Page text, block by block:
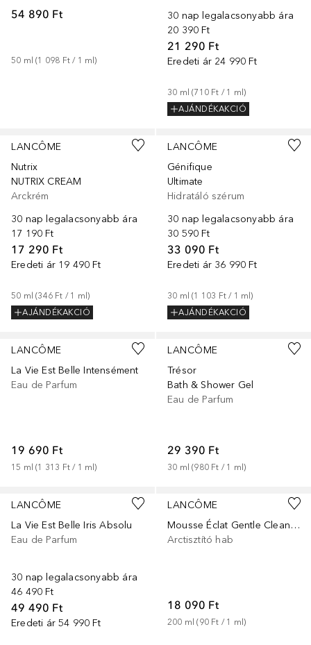
54 890 Ft
50 ml (1 098 Ft / 1 ml)
30 nap legalacsonyabb ára
20 390 Ft
21 290 Ft
Eredeti ár 24 990 Ft
30 ml (710 Ft / 1 ml)
AJÁNDÉKAKCIÓ
LANCÔME
Nutrix
NUTRIX CREAM
Arckrém
30 nap legalacsonyabb ára
17 190 Ft
17 290 Ft
Eredeti ár 19 490 Ft
50 ml (346 Ft / 1 ml)
AJÁNDÉKAKCIÓ
LANCÔME
Génifique
Ultimate
Hidratáló szérum
30 nap legalacsonyabb ára
30 590 Ft
33 090 Ft
Eredeti ár 36 990 Ft
30 ml (1 103 Ft / 1 ml)
AJÁNDÉKAKCIÓ
LANCÔME
La Vie Est Belle Intensément
Eau de Parfum
19 690 Ft
15 ml (1 313 Ft / 1 ml)
LANCÔME
Trésor
Bath & Shower Gel
Eau de Parfum
29 390 Ft
30 ml (980 Ft / 1 ml)
LANCÔME
La Vie Est Belle Iris Absolu
Eau de Parfum
30 nap legalacsonyabb ára
46 490 Ft
49 490 Ft
Eredeti ár 54 990 Ft
LANCÔME
Mousse Éclat Gentle Cleansing Airy-Foam
Arctisztító hab
18 090 Ft
200 ml (90 Ft / 1 ml)